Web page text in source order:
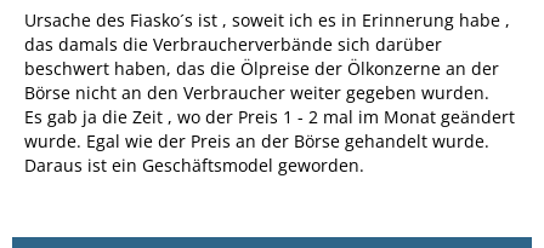
Ursache des Fiasko´s ist , soweit ich es in Erinnerung habe ,
das damals die Verbraucherverbände sich darüber
beschwert haben, das die Ölpreise der Ölkonzerne an der
Börse nicht an den Verbraucher weiter gegeben wurden.
Es gab ja die Zeit , wo der Preis 1 - 2 mal im Monat geändert
wurde. Egal wie der Preis an der Börse gehandelt wurde.
Daraus ist ein Geschäftsmodel geworden.